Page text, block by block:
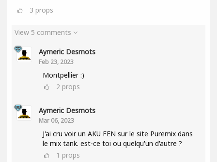
3 props
View 5 comments
Aymeric Desmots
Feb 23, 2023
Montpellier :)
2 props
Aymeric Desmots
Mar 06, 2023
J'ai cru voir un AKU FEN sur le site Puremix dans
le mix tank. est-ce toi ou quelqu'un d'autre ?
1 props